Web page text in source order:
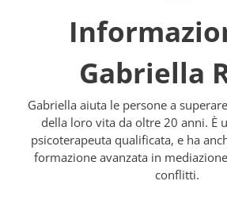
Gabriella
Gabriella aiuta le persone a
della loro vita da oltre 20 anni. È
psicoterapeuta qualificata, e ha
formazione avanzata in
conflitti.